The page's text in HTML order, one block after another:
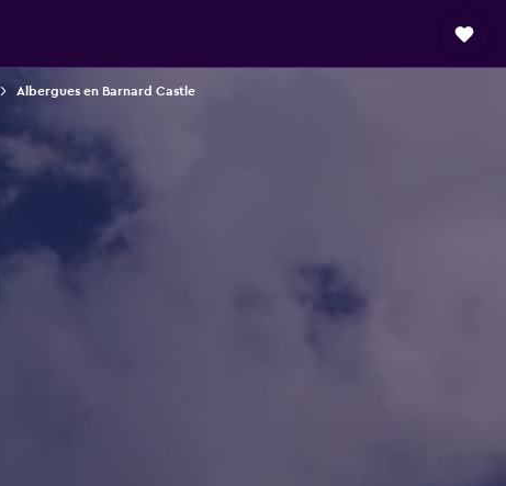
Albergues en Barnard Castle